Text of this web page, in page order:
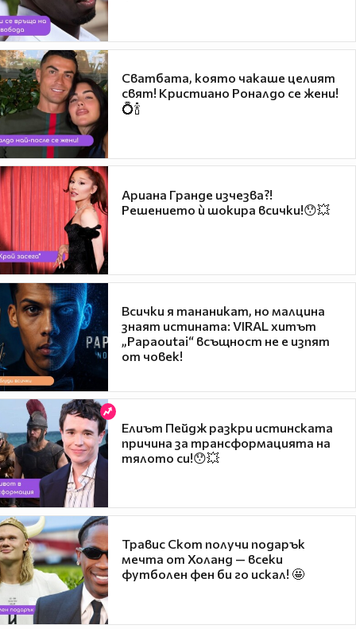
Сватбата, която чакаше целият
свят! Кристиано Роналдо се жени!
💍🍾
Ариана Гранде изчезва?!
Решението ѝ шокира всички!😯💥
Всички я тананикат, но малцина
знаят истината: VIRAL хитът
„Papaoutai“ всъщност не е изпят
от човек!
Елиът Пейдж разкри истинската
причина за трансформацията на
тялото си!😯💥
Травис Скот получи подарък
мечта от Холанд — всеки
футболен фен би го искал! 🤩